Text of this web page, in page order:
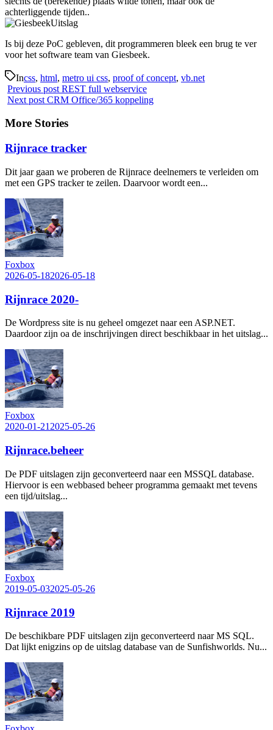
achterliggende tijden..
Is bij deze PoC gebleven, dit programmeren bleek een brug te ver
voor het software team van Giesbeek.
Incss, html, metro ui css, proof of concept, vb.net
Previous post REST full webservice
Next post CRM Office/365 koppeling
More Stories
Rijnrace tracker
Dit jaar gaan we proberen de Rijnrace deelnemers te verleiden om
met een GPS tracker te zeilen. Daarvoor wordt een...
Foxbox
2026-05-182026-05-18
Rijnrace 2020-
De Wordpress site is nu geheel omgezet naar een ASP.NET.
Daardoor zijn oa de inschrijvingen direct beschikbaar in het uitslag...
Foxbox
2020-01-21 2025-05-26
Rijnrace.beheer
De PDF uitslagen zijn geconverteerd naar een MSSQL database.
Hiervoor is een webbased beheer programma gemaakt met tevens
een tijd/uitslag...
Foxbox
2019-05-032025-05-26
Rijnrace 2019
De beschikbare PDF uitslagen zijn geconverteerd naar MS SQL.
Dat lijkt enigzins op de uitslag database van de Sunfishworlds. Nu...